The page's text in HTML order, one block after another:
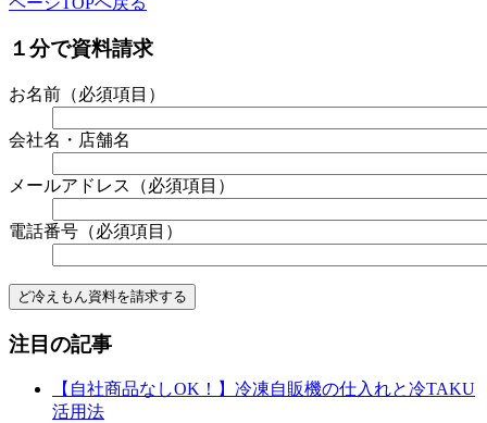
１分で資料請求
お名前 （必須項目）
会社名・店舗名
メールアドレス （必須項目）
電話番号 （必須項目）
注目の記事
【自社商品なしOK！】冷凍自販機の仕入れと冷TAKU
活用法